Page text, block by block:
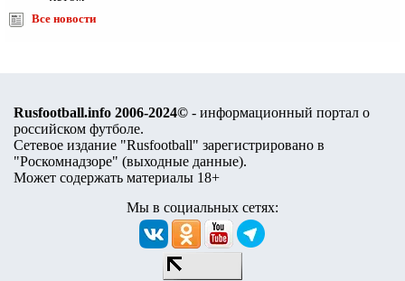
Все новости
Rusfootball.info 2006-2024© - информационный портал о
российском футболе.
Сетевое издание "Rusfootball" зарегистрировано в
"Роскомнадзоре" (выходные данные).
Может содержать материалы 18+
Мы в социальных сетях: